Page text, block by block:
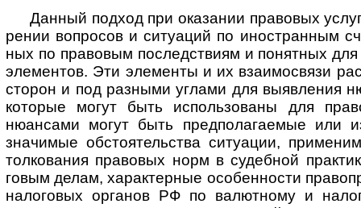
Данный подход при оказании правовых
рении вопросов и ситу­аций по ино­стран­ным
ных по право­вым послед­ствиям и понят­ных
элемен­тов. Эти элементы и их взаимо­связи
сторон и под разными углами для выяв­ления
которые могут быть исполь­зованы для
нюансами могут быть предпола­гаемые или
значимые обстоя­тельства ситуации,
толкования правовых норм в судебной
говым делам, харак­терные особен­ности
нало­говых органов РФ по валют­ному и